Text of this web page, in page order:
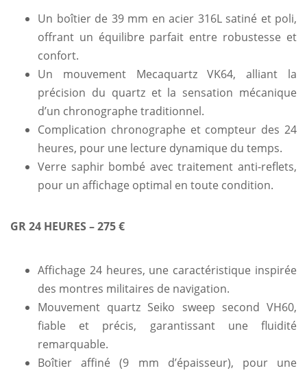
Un boîtier de 39 mm en acier 316L satiné et poli,
offrant un équilibre parfait entre robustesse et
confort.
Un mouvement Mecaquartz VK64, alliant la
précision du quartz et la sensation mécanique
d’un chronographe traditionnel.
Complication chronographe et compteur des 24
heures, pour une lecture dynamique du temps.
Verre saphir bombé avec traitement anti-reflets,
pour un affichage optimal en toute condition.
GR 24 HEURES – 275 €
Affichage 24 heures, une caractéristique inspirée
des montres militaires de navigation.
Mouvement quartz Seiko sweep second VH60,
fiable et précis, garantissant une fluidité
remarquable.
Boîtier affiné (9 mm d’épaisseur), pour une